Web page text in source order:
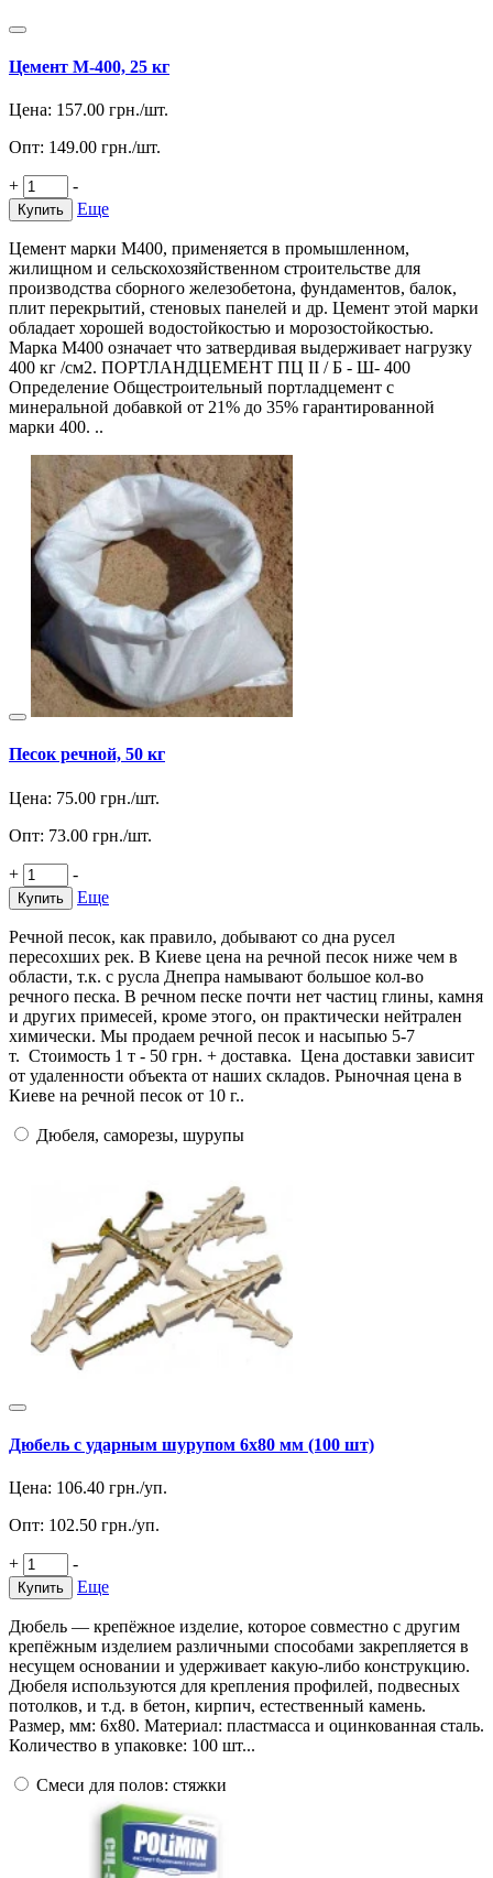
Цемент М-400, 25 кг
Цена: 157.00 грн./шт.
Опт: 149.00 грн./шт.
+ -
Купить Еще
Цемент марки М400, применяется в промышленном,
жилищном и сельскохозяйственном строительстве для
производства сборного железобетона, фундаментов, балок,
плит перекрытий, стеновых панелей и др. Цемент этой марки
обладает хорошей водостойкостью и морозостойкостью.
Марка M400 означает что затвердивая выдерживает нагрузку
400 кг /см2. ПОРТЛАНДЦЕМЕНТ ПЦ II / Б - Ш- 400
Определение Общестроительный портладцемент с
минеральной добавкой от 21% до 35% гарантированной
марки 400. ..
Песок речной, 50 кг
Цена: 75.00 грн./шт.
Опт: 73.00 грн./шт.
+ -
Купить Еще
Речной песок, как правило, добывают со дна русел
пересохших рек. В Киеве цена на речной песок ниже чем в
области, т.к. с русла Днепра намывают большое кол-во
речного песка. В речном песке почти нет частиц глины, камня
и других примесей, кроме этого, он практически нейтрален
химически. Мы продаем речной песок и насыпью 5-7
т. Стоимость 1 т - 50 грн. + доставка. Цена доставки зависит
от удаленности объекта от наших складов. Рыночная цена в
Киеве на речной песок от 10 г..
Дюбеля, саморезы, шурупы
Дюбель с ударным шурупом 6х80 мм (100 шт)
Цена: 106.40 грн./уп.
Опт: 102.50 грн./уп.
+ -
Купить Еще
Дюбель — крепёжное изделие, которое совместно с другим
крепёжным изделием различными способами закрепляется в
несущем основании и удерживает какую-либо конструкцию.
Дюбеля используются для крепления профилей, подвесных
потолков, и т.д. в бетон, кирпич, естественный камень.
Размер, мм: 6х80. Материал: пластмасса и оцинкованная сталь.
Количество в упаковке: 100 шт...
Смеси для полов: стяжки